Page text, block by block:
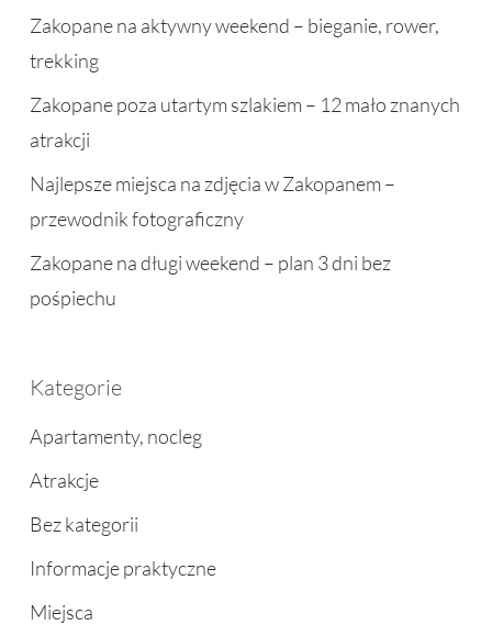
Zakopane na aktywny weekend – bieganie, rower,
trekking
Zakopane poza utartym szlakiem – 12 mało znanych
atrakcji
Najlepsze miejsca na zdjęcia w Zakopanem –
przewodnik fotograficzny
Zakopane na długi weekend – plan 3 dni bez
pośpiechu
Kategorie
Apartamenty, nocleg
Atrakcje
Bez kategorii
Informacje praktyczne
Miejsca